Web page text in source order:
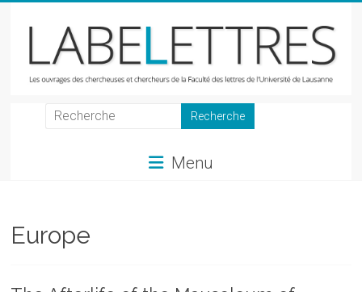
LabeLettres
et
chercheurs
Menu
Europe